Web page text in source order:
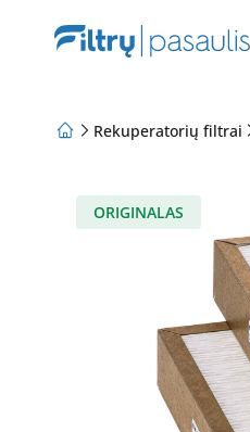
Rekuperatorių filtrai
ORIGINALAS